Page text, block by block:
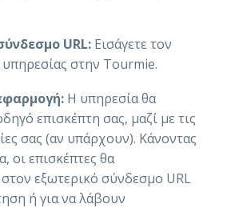
URL: Εισάγετε τον
στην Tourmie.
Η υπηρεσία θα
επισκέπτη σας, μαζί με τις
σας (αν υπάρχουν). Κάνοντας
οι επισκέπτες θα
εξωτερικό σύνδεσμο URL
ή για να λάβουν